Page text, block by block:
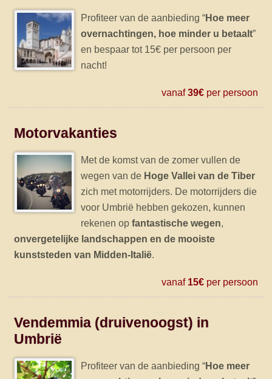
Profiteer van de aanbieding “Hoe meer
overnachtingen, hoe minder u betaalt”
en bespaar tot 15€ per persoon per
nacht!
vanaf39€per persoon
Motorvakanties
Met de komst van de zomer vullen de
wegen van de Hoge Vallei van de Tiber
zich met motorrijders. De motorrijders die
voor Umbrië hebben gekozen, kunnen
rekenen opfantastische wegen,
onvergetelijke landschappen en de mooiste
kunststeden van Midden-Italië.
vanaf 15€per persoon
Vendemmia (druivenoogst) in
Umbrië
Profiteer van de aanbieding “Hoe meer